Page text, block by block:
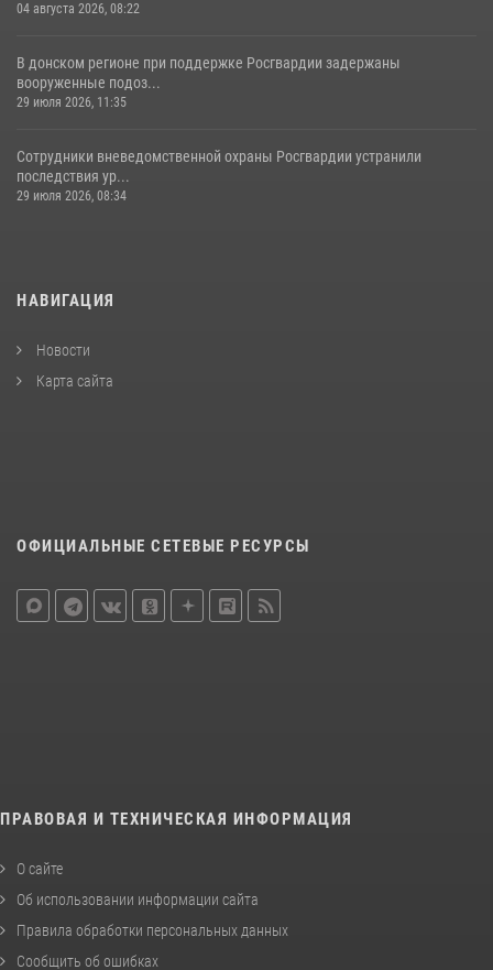
04 августа 2026, 08:22
В донском регионе при поддержке Росгвардии задержаны
вооруженные подоз...
29 июля 2026, 11:35
Сотрудники вневедомственной охраны Росгвардии устранили
последствия ур...
29 июля 2026, 08:34
НАВИГАЦИЯ
Новости
Карта сайта
ОФИЦИАЛЬНЫЕ СЕТЕВЫЕ РЕСУРСЫ
ПРАВОВАЯ И ТЕХНИЧЕСКАЯ ИНФОРМАЦИЯ
О сайте
Об использовании информации сайта
Правила обработки персональных данных
Сообщить об ошибках